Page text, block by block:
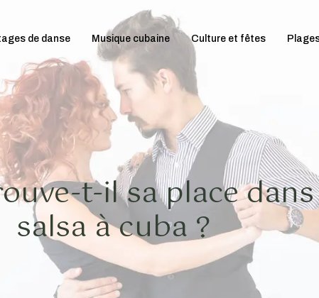
de danse Musique cubaine Culture et fêtes
t-il sa place
salsa à cuba ?